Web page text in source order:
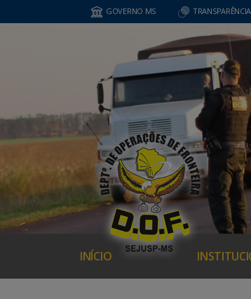
GOVERNO MS TRANSPARÊNCIA
INÍCIO